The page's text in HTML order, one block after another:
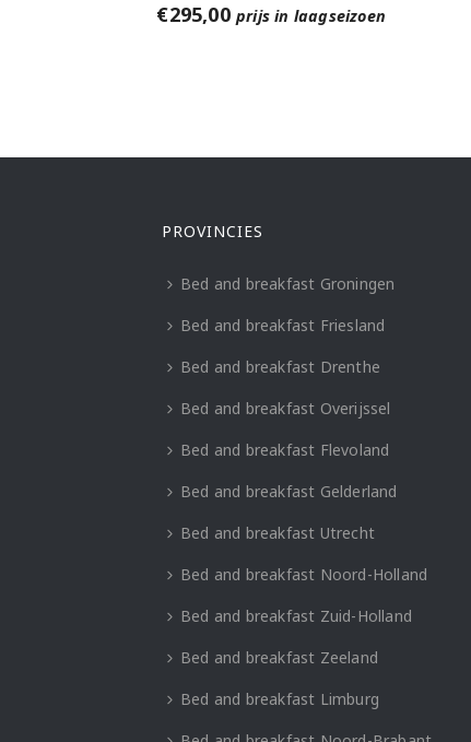
€295,00 prijs in laagseizoen
PROVINCIES
Bed and breakfast Groningen
Bed and breakfast Friesland
Bed and breakfast Drenthe
Bed and breakfast Overijssel
Bed and breakfast Flevoland
Bed and breakfast Gelderland
Bed and breakfast Utrecht
Bed and breakfast Noord-Holland
Bed and breakfast Zuid-Holland
Bed and breakfast Zeeland
Bed and breakfast Limburg